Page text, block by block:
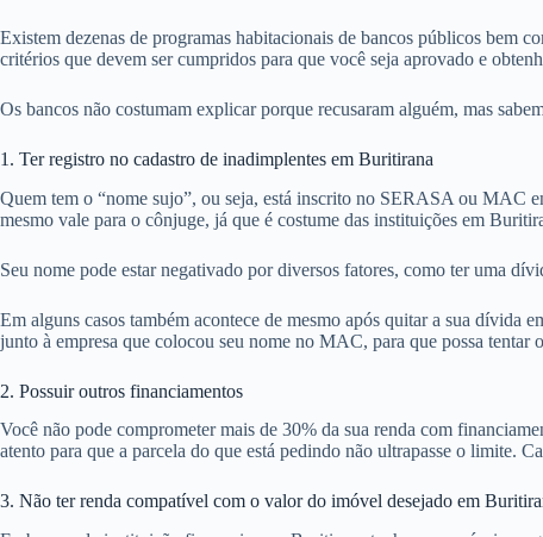
Existem dezenas de programas habitacionais de bancos públicos bem
critérios que devem ser cumpridos para que você seja aprovado e
Os bancos não costumam explicar porque recusaram alguém, mas
1. Ter registro no cadastro de inadimplentes em Buritirana
Quem tem o “nome sujo”, ou seja, está inscrito no SERASA ou MAC
mesmo vale para o cônjuge, já que é costume das instituições em
Seu nome pode estar negativado por diversos fatores, como ter uma
Em alguns casos também acontece de mesmo após quitar a sua dívida
junto à empresa que colocou seu nome no MAC, para que possa tentar
2. Possuir outros financiamentos
Você não pode comprometer mais de 30% da sua renda com
atento para que a parcela do que está pedindo não ultrapasse o limite.
3. Não ter renda compatível com o valor do imóvel desejado em